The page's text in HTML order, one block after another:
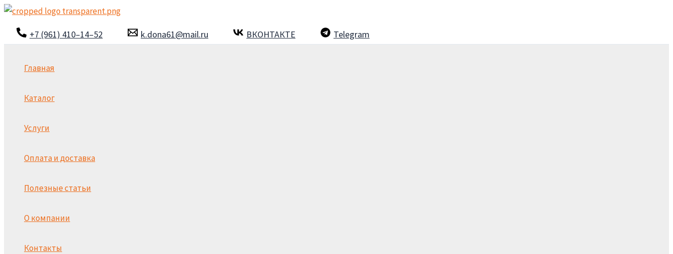
Перейти
содержимому
+7 (961) 410–14–52 k.dona61@mail.ru ВКОНТАКТЕ Telegram
Главная
Каталог
Услуги
Оплата и доставка
Полезные статьи
О компании
Контакты